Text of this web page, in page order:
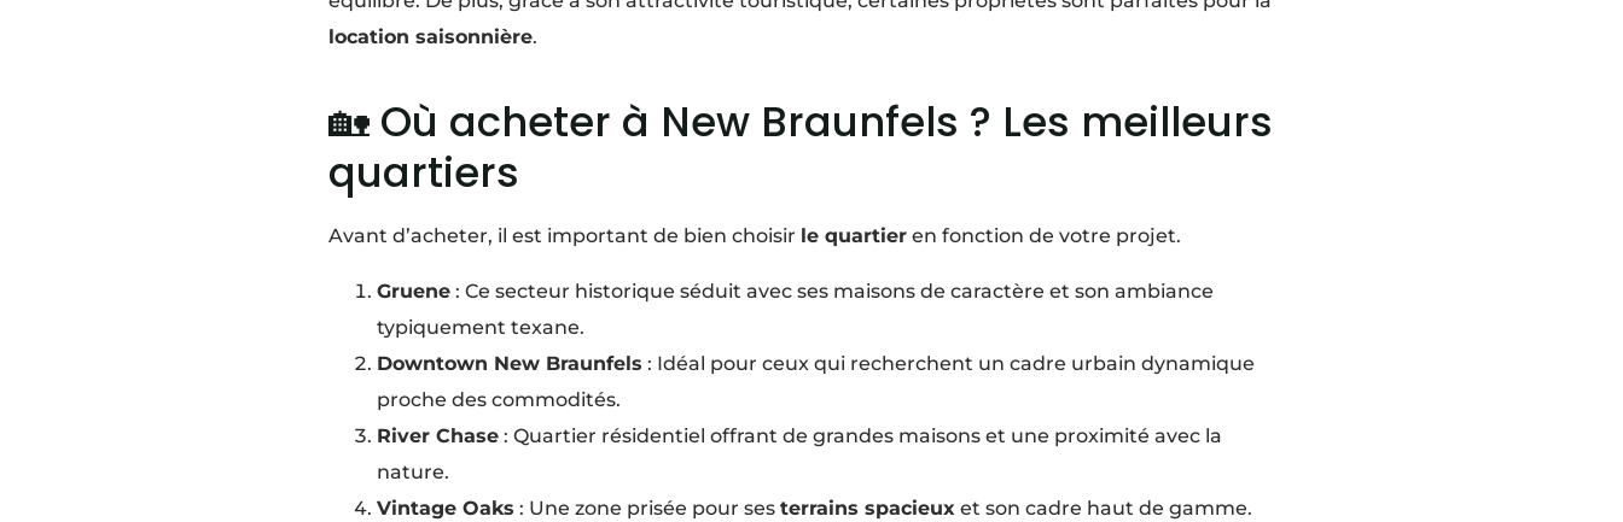
location saisonnière.
🏡 Où acheter à New Braunfels ? Les meilleurs
quartiers
Avant d’acheter, il est important de bien choisir le quartieren fonction de votre projet.
Gruene: Ce secteur historique séduit avec ses maisons de caractère et son ambiance
typiquement texane.
Downtown New Braunfels : Idéal pour ceux qui recherchent un cadre urbain dynamique
proche des commodités.
River Chase: Quartier résidentiel offrant de grandes maisons et une proximité avec la
nature.
Vintage Oaks : Une zone prisée pour ses terrains spacieuxet son cadre haut de gamme.